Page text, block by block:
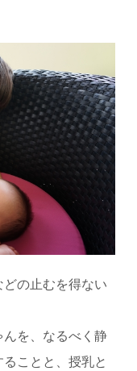
の止むを得ない
を、なるべく静
ことと、授乳と